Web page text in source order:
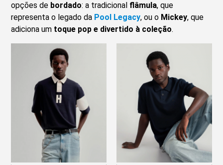
opções de bordado: a tradicional flâmula, que
representa o legado da Pool Legacy, ou o Mickey, que
adiciona um toque pop e divertido à coleção.